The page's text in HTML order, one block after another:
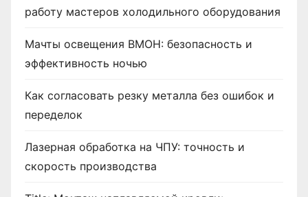
работу мастеров холодильного оборудования
Мачты освещения ВМОН: безопасность и
эффективность ночью
Как согласовать резку металла без ошибок и
переделок
Лазерная обработка на ЧПУ: точность и
скорость производства